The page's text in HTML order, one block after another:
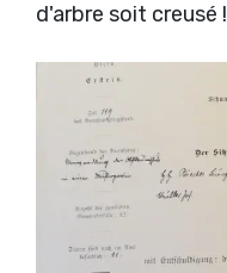
d'arbre soit creusé !